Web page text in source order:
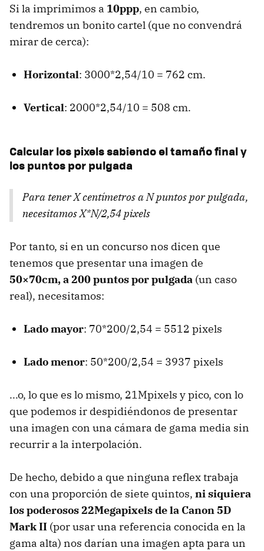
Si la imprimimos a 10ppp, en cambio,
tendremos un bonito cartel (que no convendrá
mirar de cerca):
Horizontal: 3000*2,54/10 = 762 cm.
Vertical: 2000*2,54/10 = 508 cm.
Calcular los pixels sabiendo el tamaño final y
los puntos por pulgada
Para tener X centímetros a N puntos por pulgada,
necesitamos X*N/2,54 pixels
Por tanto, si en un concurso nos dicen que
tenemos que presentar una imagen de
50×70cm, a 200 puntos por pulgada (un caso
real), necesitamos:
Lado mayor: 70*200/2,54 = 5512 pixels
Lado menor: 50*200/2,54 = 3937 pixels
...o, lo que es lo mismo, 21Mpixels y pico, con lo
que podemos ir despidiéndonos de presentar
una imagen con una cámara de gama media sin
recurrir a la interpolación.
De hecho, debido a que ninguna reflex trabaja
con una proporción de siete quintos, ni siquiera
los poderosos 22Megapixels de la Canon 5D
Mark II (por usar una referencia conocida en la
gama alta) nos darían una imagen apta para un